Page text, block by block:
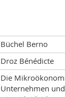
Büchel Berno
Droz Bénédicte
Die
Unternehmen